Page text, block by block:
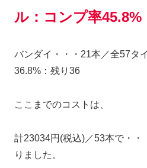
ル：コンプ率45.8%
バンダイ・・・21本／全57タ
36.8%：残り36
ここまでのコストは、
計23034円(税込)／53本で・・
りました。